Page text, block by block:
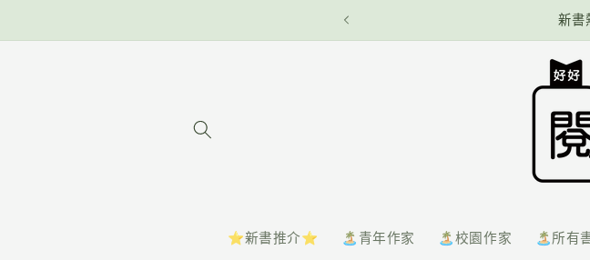
新書
⭐️新書推介⭐️ 🏝️青年作家 🏝️校園作家 🏝️所有